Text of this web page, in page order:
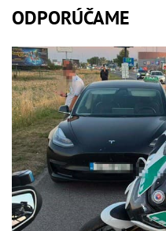
ODPORÚČAME